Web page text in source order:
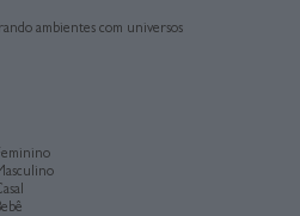
ambientes com universos